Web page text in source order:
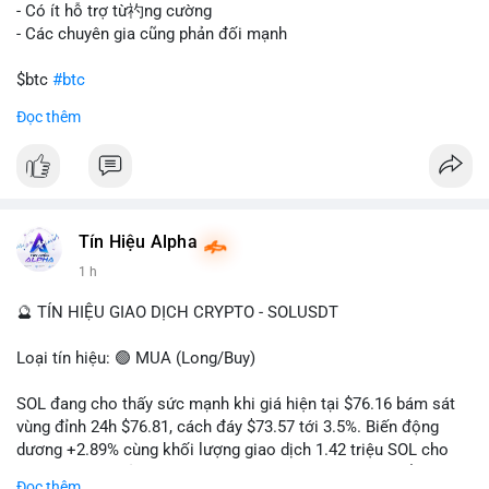
gây sốc thanh khoản tức thời, nhưng vẫn đủ sức tạo biến động
tâm lý ngắn hạn nếu hướng đến sàn tập trung.
Lời khuyên cho nhà đầu tư nhỏ lẻ:
hướng đi của dòng tiền. Tránh hành động theo cảm xúc, ưu
rõ ràng về đích đến của số BTC này.
#dongtienlon
- Có ít hỗ trợ từ礿ng cường
- Các chuyên gia cũng phản đối mạnh
$btc #btc
#vlikevn
📰 Nguồn: CoinDesk
Đọc thêm
Tín Hiệu Alpha
1 h
🔮 TÍN HIỆU GIAO DỊCH CRYPTO - SOLUSDT
Loại tín hiệu: 🟢 MUA (Long/Buy)
SOL đang cho thấy sức mạnh khi giá hiện tại $76.16 bám sát
vùng đỉnh 24h $76.81, cách đáy $73.57 tới 3.5%. Biến động
dương +2.89% cùng khối lượng giao dịch 1.42 triệu SOL cho